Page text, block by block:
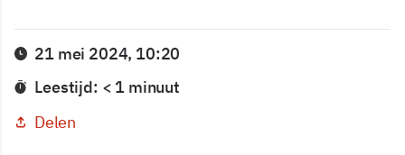
21 mei 2024, 10:20
Leestijd: < 1 minuut
Delen